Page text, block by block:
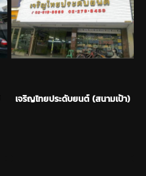
เจริญไทยประดับยนต์ (สนามเป้า)